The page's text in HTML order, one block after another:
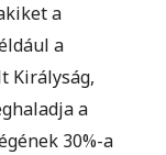
a
a
Királyság,
a
30%-a